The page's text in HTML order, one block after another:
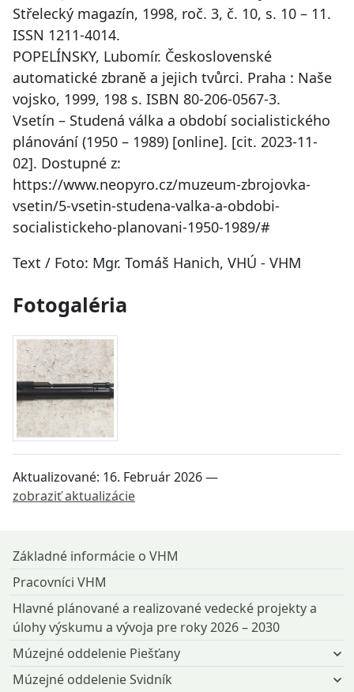
Střelecký magazín, 1998, roč. 3, č. 10, s. 10 – 11.
ISSN 1211-4014.
POPELÍNSKY, Lubomír. Československé
automatické zbraně a jejich tvůrci. Praha : Naše
vojsko, 1999, 198 s. ISBN 80-206-0567-3.
Vsetín – Studená válka a období socialistického
plánování (1950 – 1989) [online]. [cit. 2023-11-
02]. Dostupné z:
https://www.neopyro.cz/muzeum-zbrojovka-
vsetin/5-vsetin-studena-valka-a-obdobi-
socialistickeho-planovani-1950-1989/#
Text / Foto: Mgr. Tomáš Hanich, VHÚ - VHM
Fotogaléria
Aktualizované: 16. Február 2026—
zobraziť aktualizácie
Základné informácie o VHM
Pracovníci VHM
Hlavné plánované a realizované vedecké projekty a
úlohy výskumu a vývoja pre roky 2026 – 2030
Múzejné oddelenie Piešťany
Múzejné oddelenie Svidník